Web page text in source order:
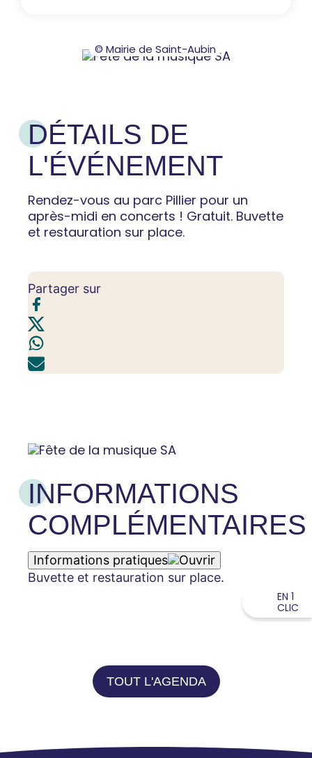
© Mairie de Saint-Aubin
DÉTAILS DE
L'ÉVÉNEMENT
Rendez-vous au parc Pillier pour un
après-midi en concerts ! Gratuit. Buvette
et restauration sur place.
Partager sur
INFORMATIONS
COMPLÉMENTAIRES
Informations pratiques
Buvette et restauration sur place.
TOUT L'AGENDA
EN 1
CLIC